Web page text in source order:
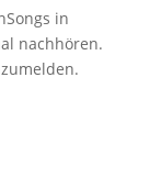
in
nachhören.